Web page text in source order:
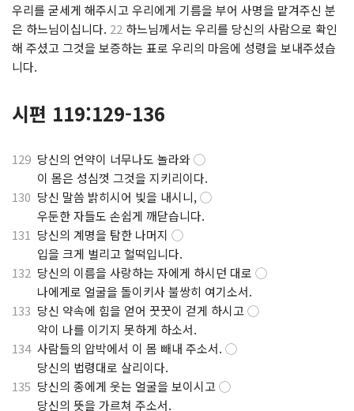
우리를 굳세게 해주시고 우리에게 기름을 부어 사명을 맡겨주신 분
은 하느님이십니다. 22 하느님께서는 우리를 당신의 사람으로 확인
해 주셨고 그것을 보증하는 표로 우리의 마음에 성령을 보내주셨습
니다.
시편 119:129-136
129 당신의 언약이 너무나도 놀라와◯
이 몸은 성심껏 그것을 지키리이다.
130 당신 말씀 밝히시어 빛을 내시니,◯
우둔한 자들도 손쉽게 깨닫습니다.
131 당신의 계명을 탐한 나머지 ◯
입을 크게 벌리고 헐떡입니다.
132 당신의 이름을 사랑하는 자에게 하시던 대로 ◯
나에게로 얼굴을 돌이키사 불쌍히 여기소서.
133 당신 약속에 힘을 얻어 꿋꿋이 걷게 하시고◯
악이 나를 이기지 못하게 하소서.
134사람들의 압박에서 이 몸 빼내 주소서. ◯
당신의 법령대로 살리이다.
135 당신의 종에게 웃는 얼굴을 보이시고◯
당신의 뜻을 가르쳐 주소서.